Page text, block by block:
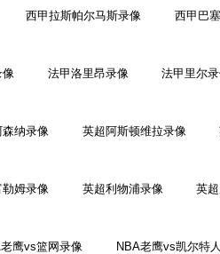
西甲拉斯帕尔马斯录像 西甲巴
法甲洛里昂录像 法甲里尔
纳录像 英超阿斯顿维拉录像
姆录像 英超利物浦录像 英
鹰vs篮网录像 NBA老鹰vs凯尔特